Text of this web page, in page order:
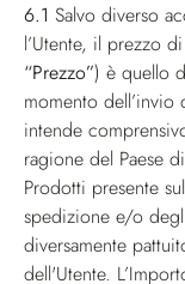
6.1 Salvo diverso
l’Utente, il prezzo
“Prezzo”) è quello
momento
intende
ragione del Paese
Prodotti presente
spedizione e/o
diversamente
dell'Utente.